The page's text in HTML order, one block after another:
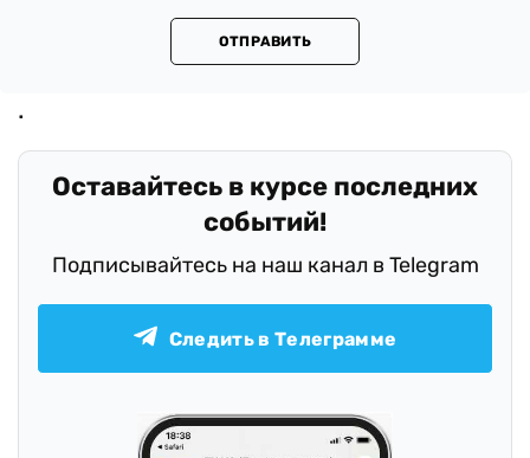
ОТПРАВИТЬ
Оставайтесь в курсе последних
событий!
Подписывайтесь на наш канал в Telegram
Следить в Телеграмме